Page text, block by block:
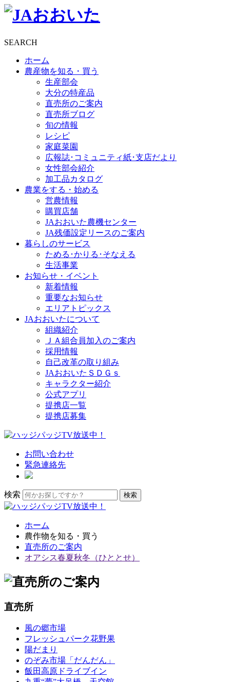
SEARCH
ホーム
農産物を知る・買う
生産部会
大分の特産品
直売所のご案内
直売所ブログ
旬の情報
レシピ
家庭菜園
広報誌･コミュニティ紙･支店だより
女性部会紹介
加工品カタログ
農業をする・始める
営農情報
購買店舗
JAおおいた農機センター
JA残価設定リースのご案内
暮らしのサービス
ためる･かりる･そなえる
生活事業
お知らせ・イベント
新着情報
重要なお知らせ
エリアトピックス
JAおおいたについて
組織紹介
ＪＡ組合員加入のご案内
採用情報
自己改革の取り組み
JAおおいたＳＤＧｓ
キャラクター紹介
公式アプリ
提携店一覧
提携店募集
お問い合わせ
緊急連絡先
検索
ホーム
農作物を知る・買う
直売所のご案内
オアシス春夏秋冬（ひととせ）
直売所
風の郷市場
フレッシュパーク花野果
陽だまり
のぞみ市場「だんだん」
飯田高原ドライブイン